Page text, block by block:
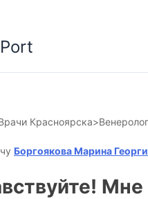
Красноярска>
Боргоякова Марина
Мне